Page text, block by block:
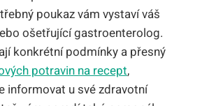
poukaz vám vystaví váš
ošetřující gastroenterolog.
konkrétní podmínky a přesný
potravin na recept,
informovat u své zdravotní